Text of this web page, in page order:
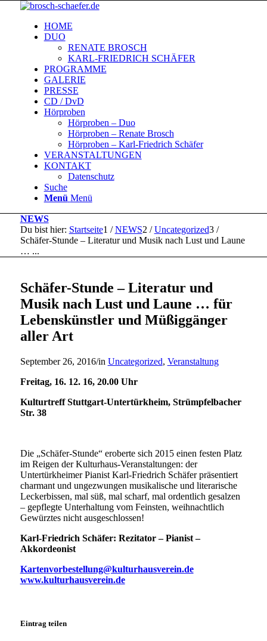
HOME
DUO
RENATE BROSCH
KARL-FRIEDRICH SCHÄFER
PROGRAMME
GALERIE
PRESSE
CD / DvD
Hörproben
Hörproben – Duo
Hörproben – Renate Brosch
Hörproben – Karl-Friedrich Schäfer
VERANSTALTUNGEN
KONTAKT
Datenschutz
Suche
Menü Menü
NEWS
Du bist hier: Startseite1 / NEWS2 / Uncategorized3 /
Schäfer-Stunde – Literatur und Musik nach Lust und Laune
… ...
Schäfer-Stunde – Literatur und
Musik nach Lust und Laune … für
Lebenskünstler und Müßiggänger
aller Art
September 26, 2016/in Uncategorized, Veranstaltung
Freitag, 16. 12. 16, 20.00 Uhr
Kulturtreff Stuttgart-Untertürkheim, Strümpfelbacher
Str. 38
Die „Schäfer-Stunde“ eroberte sich 2015 einen festen Platz
im Reigen der Kulturhaus-Veranstaltungen: der
Untertürkheimer Pianist Karl-Friedrich Schäfer präsentiert
charmant und ungezwungen musikalische und literarische
Leckerbissen, mal süß, mal scharf, mal ordentlich gesalzen
– gepflegte Unterhaltung vom Feinsten, weihnachtlich
Gewürztes nicht ausgeschlossen!
Karl-Friedrich Schäfer: Rezitator – Pianist –
Akkordeonist
Kartenvorbestellung@kulturhausverein.de
www.kulturhausverein.de
Eintrag teilen